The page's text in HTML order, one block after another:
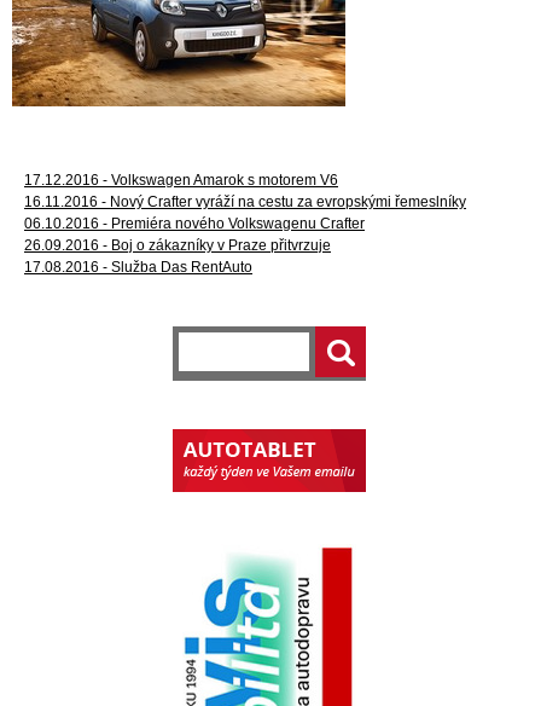
17.12.2016 - Volkswagen Amarok s motorem V6
16.11.2016 - Nový Crafter vyráží na cestu za evropskými řemeslníky
06.10.2016 - Premiéra nového Volkswagenu Crafter
26.09.2016 - Boj o zákazníky v Praze přitvrzuje
17.08.2016 - Služba Das RentAuto